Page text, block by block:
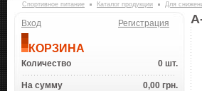
Спортивное питание Каталог продукции Для
Вход Регистрация
КОРЗИНА
Количество 0 шт.
На сумму 0,00 грн.